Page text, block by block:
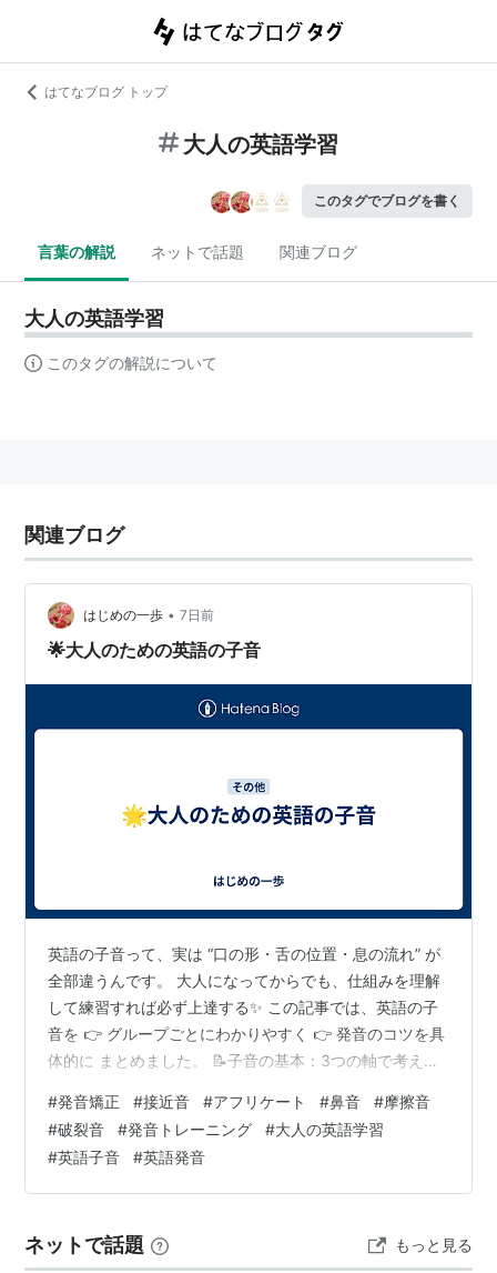
はてなブログ トップ
大人の英語学習
このタグでブログを書く
言葉の解説 ネットで話題 関連ブログ
大人の英語学習
このタグの解説について
関連ブログ
はじめの一歩 • 7日前
🌟大人のための英語の子音
英語の子音って、実は “口の形・舌の位置・息の流れ” が
全部違うんです。 大人になってからでも、仕組みを理解
して練習すれば必ず上達する✨ この記事では、英語の子
音を 👉 グループごとにわかりやすく 👉 発音のコツを具
体的に まとめました。 📝子音の基本：3つの軸で考える
ON・OFF（声帯の振動） 🔵 1. 破裂音💥 /p/・/b/（両
唇）👄 /p/ 無声両唇破裂音 /b/ 有声両唇破裂音 /t/・/d/
（歯茎）👅 /t/ 無声歯茎破裂音 /d/ 有声歯茎破裂音
/k/・/g/（軟口蓋）👅➡奥 /k/ 無声軟口蓋破裂音 /g/ 有声
#発音矯正 #接近音 #アフリケート #鼻音 #摩擦音
#破裂音 #発音トレーニング #大人の英語学習
#英語子音 #英語発音
ネットで話題 もっと見る